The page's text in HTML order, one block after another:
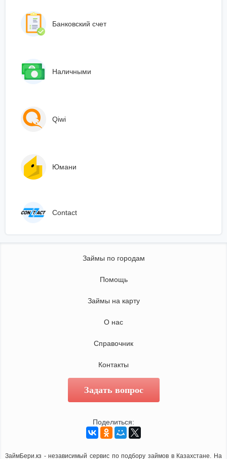
Банковский счет
Наличными
Qiwi
Юмани
Сontact
Займы по городам
Помощь
Займы на карту
О нас
Справочник
Контакты
Задать вопрос
Поделиться:
ЗаймБери.кз - независимый сервис по подбору займов в Казахстане. На